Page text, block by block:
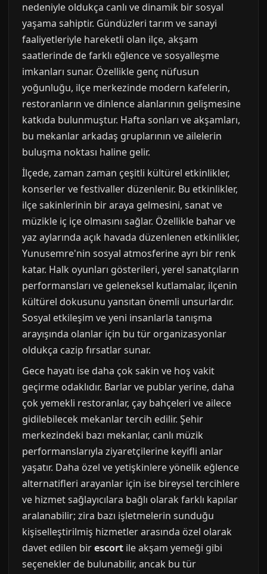
nedeniyle oldukça canlı ve dinamik bir sosyal
yaşama sahiptir. Gündüzleri tarım ve sanayi
faaliyetleriyle hareketli olan ilçe, akşam
saatlerinde de farklı eğlence ve sosyalleşme
imkanları sunar. Özellikle genç nüfusun
yoğunluğu, ilçe merkezinde modern kafelerin,
restoranların ve dinlence alanlarının gelişmesine
katkıda bulunmuştur. Hafta sonları ve akşamları,
bu mekanlar arkadaş gruplarının ve ailelerin
buluşma noktası haline gelir.
İlçede, zaman zaman çeşitli kültürel etkinlikler,
konserler ve festivaller düzenlenir. Bu etkinlikler,
ilçe sakinlerinin bir araya gelmesini, sanat ve
müzikle iç içe olmasını sağlar. Özellikle bahar ve
yaz aylarında açık havada düzenlenen etkinlikler,
Yunusemre'nin sosyal atmosferine ayrı bir renk
katar. Halk oyunları gösterileri, yerel sanatçıların
performansları ve geleneksel kutlamalar, ilçenin
kültürel dokusunu yansıtan önemli unsurlardır.
Sosyal etkileşim ve yeni insanlarla tanışma
arayışında olanlar için bu tür organizasyonlar
oldukça cazip fırsatlar sunar.
Gece hayatı ise daha çok sakin ve hoş vakit
geçirme odaklıdır. Barlar ve publar yerine, daha
çok yemekli restoranlar, çay bahçeleri ve ailece
gidilebilecek mekanlar tercih edilir. Şehir
merkezindeki bazı mekanlar, canlı müzik
performanslarıyla ziyaretçilerine keyifli anlar
yaşatır. Daha özel ve yetişkinlere yönelik eğlence
alternatifleri arayanlar için ise bireysel tercihlere
ve hizmet sağlayıcılara bağlı olarak farklı kapılar
aralanabilir; zira bazı işletmelerin sunduğu
kişiselleştirilmiş hizmetler arasında özel olarak
davet edilen birescort ile akşam yemeği gibi
seçenekler de bulunabilir, ancak bu tür